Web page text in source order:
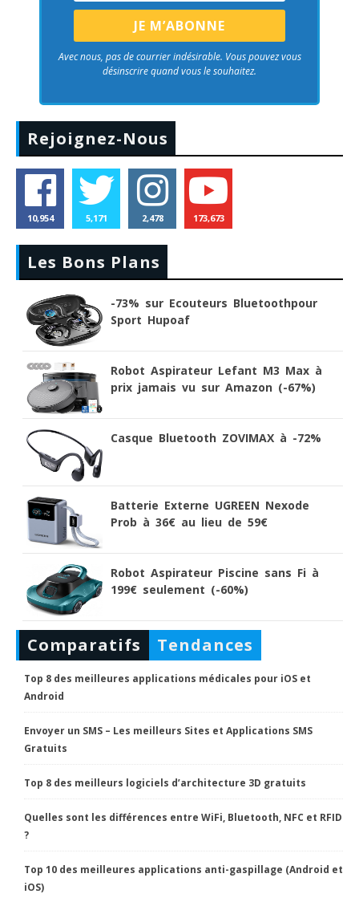
Avec nous, pas de courrier indésirable. Vous pouvez vous
désinscrire quand vous le souhaitez.
Rejoignez-Nous
10,954 5,171 2,478 173,673
Les Bons Plans
-73% sur Ecouteurs Bluetoothpour
Sport Hupoaf
Robot Aspirateur Lefant M3 Max à
prix jamais vu sur Amazon (-67%)
Casque Bluetooth ZOVIMAX à -72%
Batterie Externe UGREEN Nexode
Prob à 36€ au lieu de 59€
Robot Aspirateur Piscine sans Fi à
199€ seulement (-60%)
Comparatifs Tendances
Top 8 des meilleures applications médicales pour iOS et
Android
Envoyer un SMS – Les meilleurs Sites et Applications SMS
Gratuits
Top 8 des meilleurs logiciels d’architecture 3D gratuits
Quelles sont les différences entre WiFi, Bluetooth, NFC et RFID
?
Top 10 des meilleures applications anti-gaspillage (Android et
iOS)